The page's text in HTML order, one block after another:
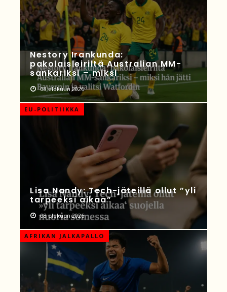
Nestory Irankunda:
pakolaisleiriltä Australian MM-
sankariksi – miksi
08 elokuun 2026
EU-POLITIIKKA
Lisa Nandy: Tech-jäteillä ollut ”yli
tarpeeksi aikaa”
08 elokuun 2026
AFRIKAN JALKAPALLO